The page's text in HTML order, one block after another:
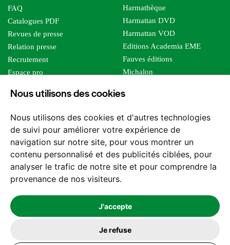
Nous utilisons des cookies
Nous utilisons des cookies et d'autres technologies
de suivi pour améliorer votre expérience de
navigation sur notre site, pour vous montrer un
contenu personnalisé et des publicités ciblées, pour
analyser le trafic de notre site et pour comprendre la
provenance de nos visiteurs.
J'accepte
Je refuse
FAQ
Catalogues PDF
Revues de presse
Relation presse
Recrutement
Espace pro
Foreign rights
Harmathèque
Harmattan DVD
Harmattan VOD
Editions Academia EME
Fauves éditions
Michalon
Editions Sutton
Les impliqués
Tous les éditeurs
Nos structures
Nous contacter
2026 -© Les Editions l'Harmattan. Tous droits réservés - Site réalisé par